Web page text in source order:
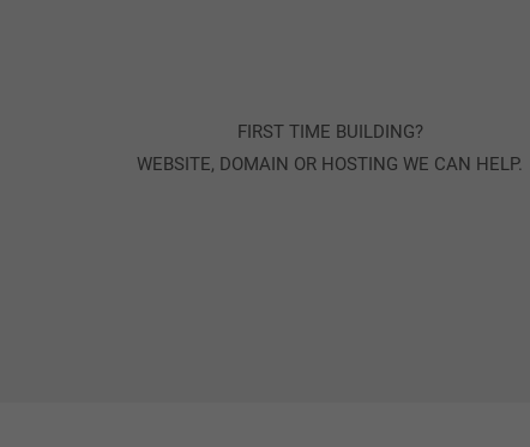
FIRST TIME BUILDING?
WEBSITE, DOMAIN OR HOSTING WE CAN HELP.